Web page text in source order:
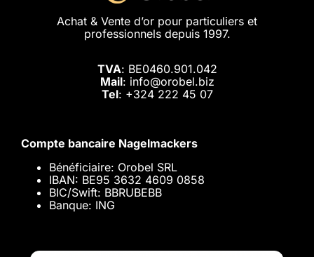
Achat & Vente d’or pour particuliers et
professionnels depuis 1997.
TVA: BE0460.901.042
Mail: info@orobel.biz
Tel: +324 222 45 07
Compte bancaire Nagelmackers
Bénéficiaire: Orobel SRL
IBAN: BE95 3632 4609 0858
BIC/Swift: BBRUBEBB
Banque: ING